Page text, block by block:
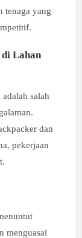
tenaga yang
Lahan
salah
dan
pekerjaan
menguasai